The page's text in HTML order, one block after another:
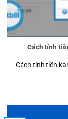
Cách tính
Cách tính tiền